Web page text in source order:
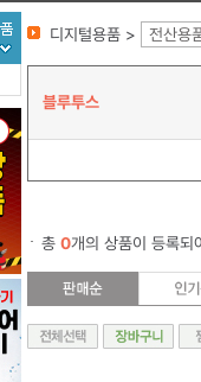
디지털용품 > 전산용
블루투스
총 0개의 상품이 등록되